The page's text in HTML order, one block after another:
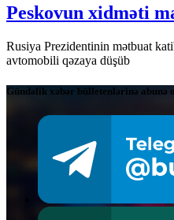
Peskovun xidməti
Rusiya Prezidentinin mətbuat
avtomobili qəzaya düşüb
Gündəlik xəbər bülletenlərinə abunə